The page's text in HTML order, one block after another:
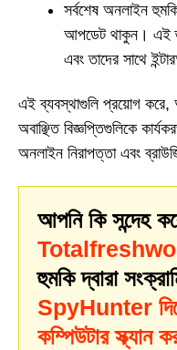
সর্বশেষ অনলাইন
আপডেট থাকুন। এই
এবং তাদের সাথে
এই ব্যবস্থাগুলি প্রয়োগ করে,
অবাঞ্ছিত বিজ্ঞপ্তিগুলিকে
অনলাইন নিরাপত্তা এবং
আপনি কি সন্দেহ
হুমকি দ্বারা
SpyHunter
কম্পিউটার স্ক্যান